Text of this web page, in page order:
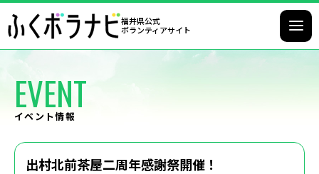
福井県公式
ボランティアサイト
EVENT
イベント情報
出村北前茶屋二周年感謝祭開催！